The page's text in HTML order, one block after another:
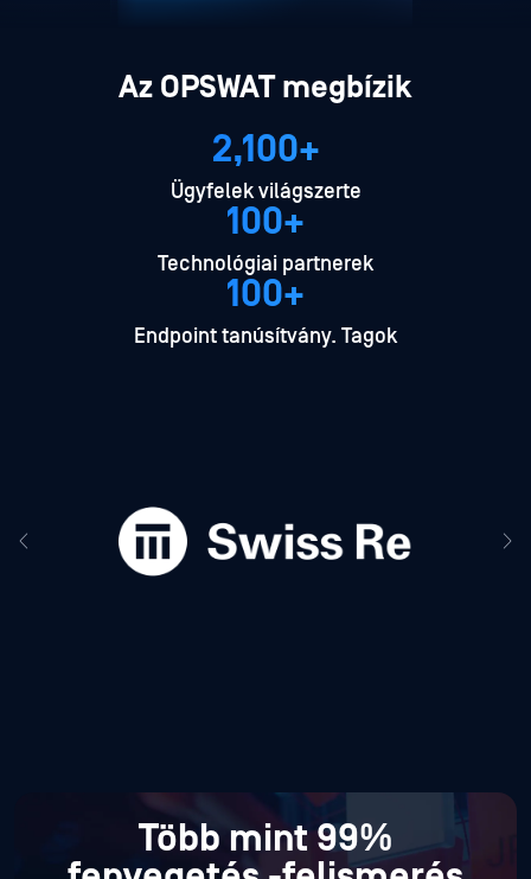
Az OPSWAT megbízik
2,100+
Ügyfelek világszerte
100+
Technológiai partnerek
100+
Endpoint tanúsítvány. Tagok
Több mint 99%